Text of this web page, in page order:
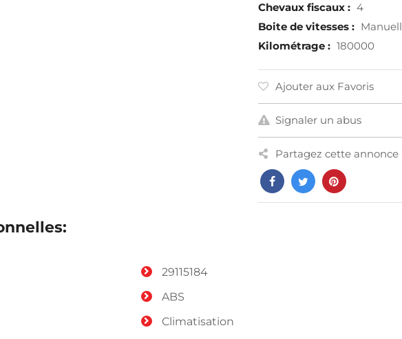
Chevaux fiscaux : 4
Boite de vitesses :
Kilométrage : 180000
Ajouter aux Favoris
Signaler un abus
Partagez cette annonce
29115184
ABS
Climatisation